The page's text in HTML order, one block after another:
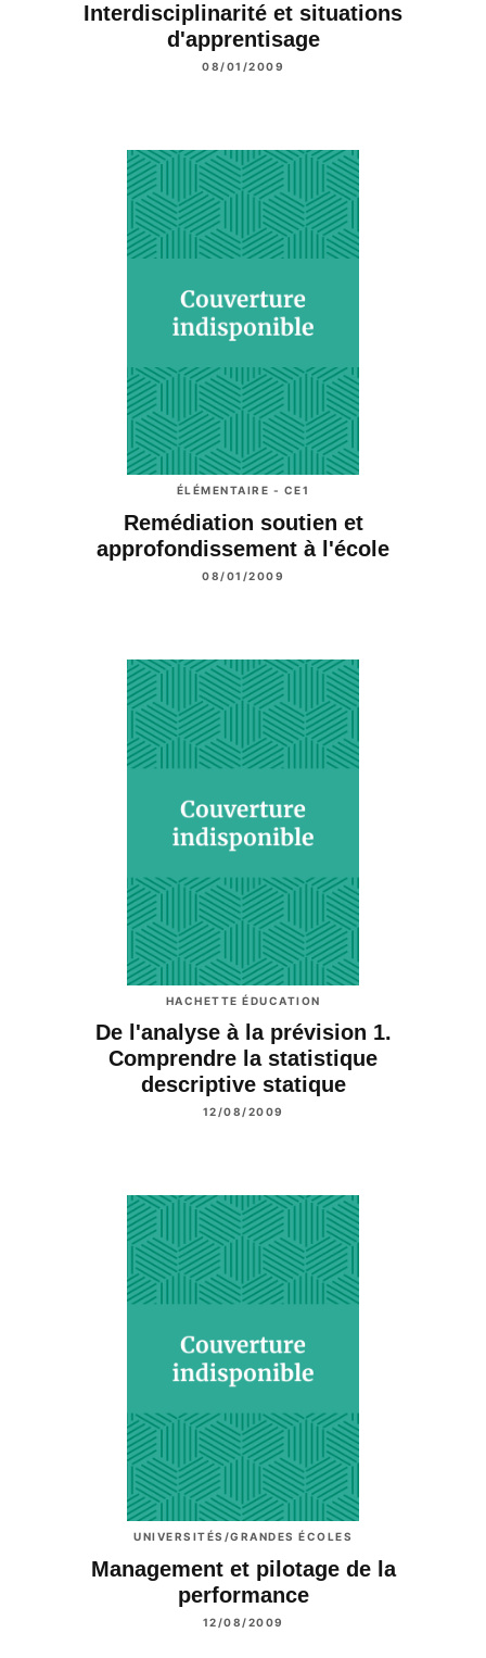
Interdisciplinarité et situations
d'apprentisage
08/01/2009
ÉLÉMENTAIRE - CE1
Remédiation soutien et
approfondissement à l'école
08/01/2009
HACHETTE ÉDUCATION
De l'analyse à la prévision 1.
Comprendre la statistique
descriptive statique
12/08/2009
UNIVERSITÉS/GRANDES ÉCOLES
Management et pilotage de la
performance
12/08/2009